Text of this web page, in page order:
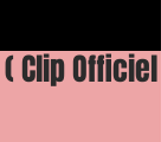
Clip Officiel